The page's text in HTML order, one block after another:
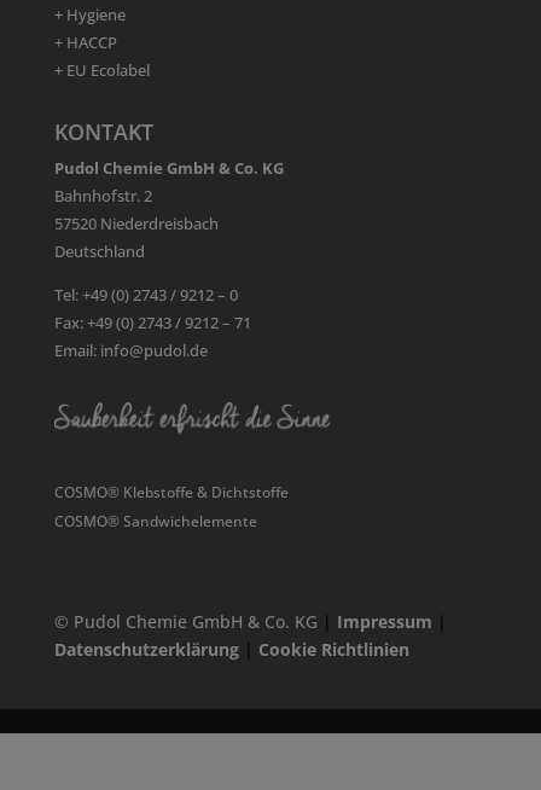
+ Hygiene
+ HACCP
+ EU Ecolabel
KONTAKT
Pudol Chemie GmbH & Co. KG
Bahnhofstr. 2
57520 Niederdreisbach
Deutschland
Tel: +49 (0) 2743 / 9212 – 0
Fax: +49 (0) 2743 / 9212 – 71
Email: info@pudol.de
COSMO® Klebstoffe & Dichtstoffe
COSMO® Sandwichelemente
© Pudol Chemie GmbH & Co. KG | Impressum |
Datenschutzerklärung| Cookie Richtlinien